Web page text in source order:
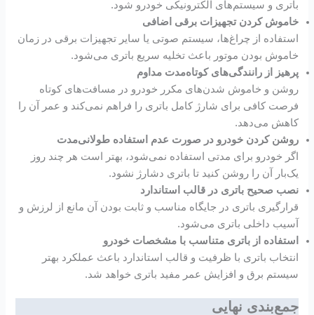
باتری و سیستم‌های الکترونیکی خودرو شود.
خاموش کردن تجهیزات برقی اضافی
استفاده از چراغ‌ها، سیستم صوتی یا سایر تجهیزات برقی در زمان
خاموش بودن موتور باعث تخلیه سریع باتری می‌شود.
پرهیز از رانندگی‌های کوتاه‌مدت مداوم
روشن و خاموش شدن‌های مکرر خودرو در مسافت‌های کوتاه
فرصت کافی برای شارژ کامل باتری را فراهم نمی‌کند و عمر آن را
کاهش می‌دهد.
روشن کردن خودرو در صورت عدم استفاده طولانی‌مدت
اگر خودرو برای مدتی استفاده نمی‌شود، بهتر است هر چند روز
یک‌بار آن را روشن کنید تا باتری دشارژ نشود.
نصب صحیح باتری در قالب استاندارد
قرارگیری باتری در جایگاه مناسب و ثابت بودن آن مانع از لرزش و
آسیب داخلی باتری می‌شود.
استفاده از باتری متناسب با مشخصات خودرو
انتخاب باتری با ظرفیت و قالب استاندارد باعث عملکرد بهتر
سیستم برق و افزایش عمر مفید باتری خواهد شد.
جمع‌بندی نهایی